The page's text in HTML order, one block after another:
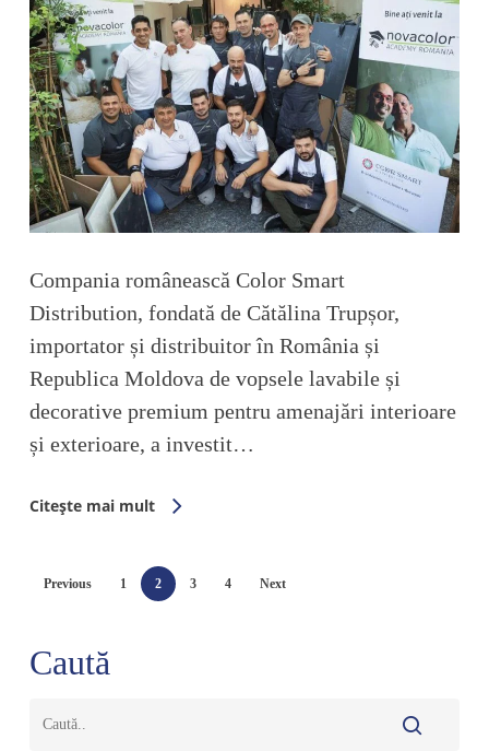
Compania românească Color Smart
Distribution, fondată de Cătălina Trupșor,
importator și distribuitor în România și
Republica Moldova de vopsele lavabile și
decorative premium pentru amenajări interioare
și exterioare, a investit…
Citește mai mult
Previous 1 2 3 4 Next
Caută